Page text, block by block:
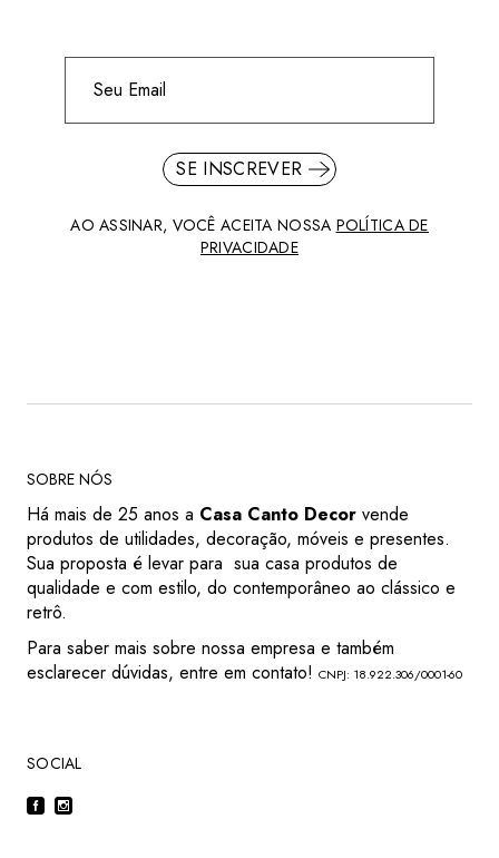
SE INSCREVER
AO ASSINAR, VOCÊ ACEITA NOSSA POLÍTICA DE
PRIVACIDADE
SOBRE NÓS
Há mais de 25 anos a Casa Canto Decor vende
produtos de utilidades, decoração, móveis e presentes.
Sua proposta é levar para sua casa produtos de
qualidade e com estilo, do contemporâneo ao clássico e
retrô.
Para saber mais sobre nossa empresa e também
esclarecer dúvidas, entre em contato! CNPJ: 18.922.306/0001-60
SOCIAL